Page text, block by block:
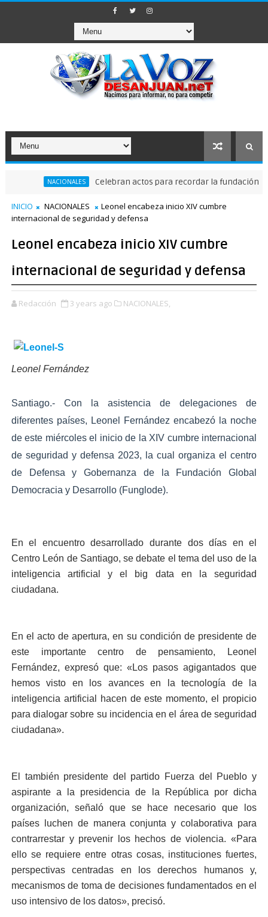
NACIONALES Celebran actos para recordar la fundación de Santo
INICIO NACIONALES
Leonel encabeza inicio XIV cumbre
internacional de seguridad y defensa
Leonel encabeza inicio XIV cumbre
internacional de seguridad y defensa
Redacción 3 years ago NACIONALES,
Leonel Fernández
Santiago.- Con la asistencia de delegaciones de
diferentes países, Leonel Fernández encabezó la noche
de este miércoles el inicio de la XIV cumbre internacional
de seguridad y defensa 2023, la cual organiza el centro
de Defensa y Gobernanza de la Fundación Global
Democracia y Desarrollo (Funglode).
En el encuentro desarrollado durante dos días en el
Centro León de Santiago, se debate el tema del uso de la
inteligencia artificial y el big data en la seguridad
ciudadana.
En el acto de apertura, en su condición de presidente de
este importante centro de pensamiento, Leonel
Fernández, expresó que: «Los pasos agigantados que
hemos visto en los avances en la tecnología de la
inteligencia artificial hacen de este momento, el propicio
para dialogar sobre su incidencia en el área de seguridad
ciudadana».
El también presidente del partido Fuerza del Pueblo y
aspirante a la presidencia de la República por dicha
organización, señaló que se hace necesario que los
países luchen de manera conjunta y colaborativa para
contrarrestar y prevenir los hechos de violencia. «Para
ello se requiere entre otras cosas, instituciones fuertes,
perspectivas centradas en los derechos humanos y,
mecanismos de toma de decisiones fundamentados en el
uso intensivo de los datos», precisó.